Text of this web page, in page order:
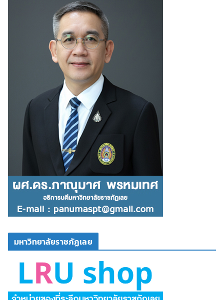
มหาวิทยาลัยราชภัฏเลย